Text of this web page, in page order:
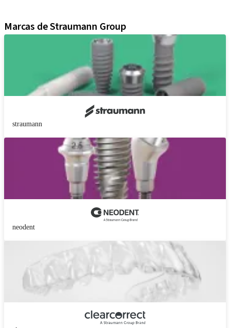
Marcas de Straumann Group
straumann
neodent